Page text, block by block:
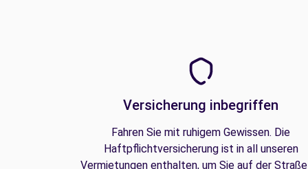
Versicherung inbegriffen
Fahren Sie mit ruhigem Gewissen. Die
Haftpflichtversicherung ist in all unseren
Vermietungen enthalten, um Sie auf der